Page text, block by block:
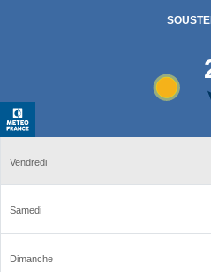
Vendredi
Samedi
Dimanche